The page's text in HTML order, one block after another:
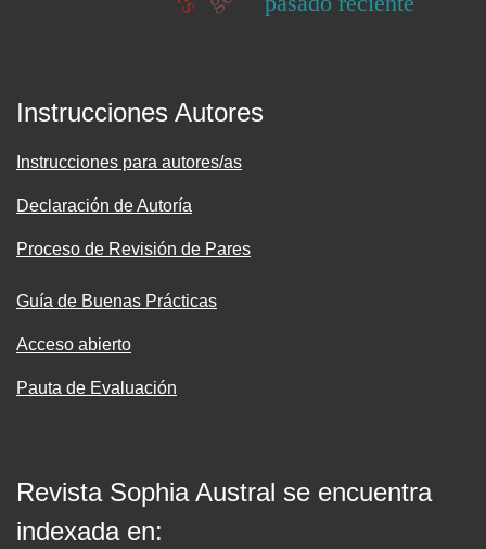
Instrucciones Autores
Instrucciones para autores/as
Declaración de Autoría
Proceso de Revisión de Pares
Guía de Buenas Prácticas
Acceso abierto
Pauta de Evaluación
Revista Sophia Austral se encuentra
indexada en: